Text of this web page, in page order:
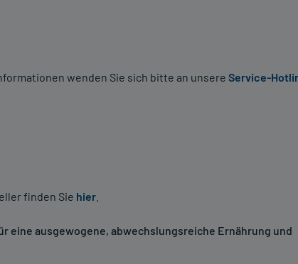
wenden Sie sich bitte an unsere Service-
finden Sie hier
eine ausgewogene, abwechslungsreiche Ernährung und